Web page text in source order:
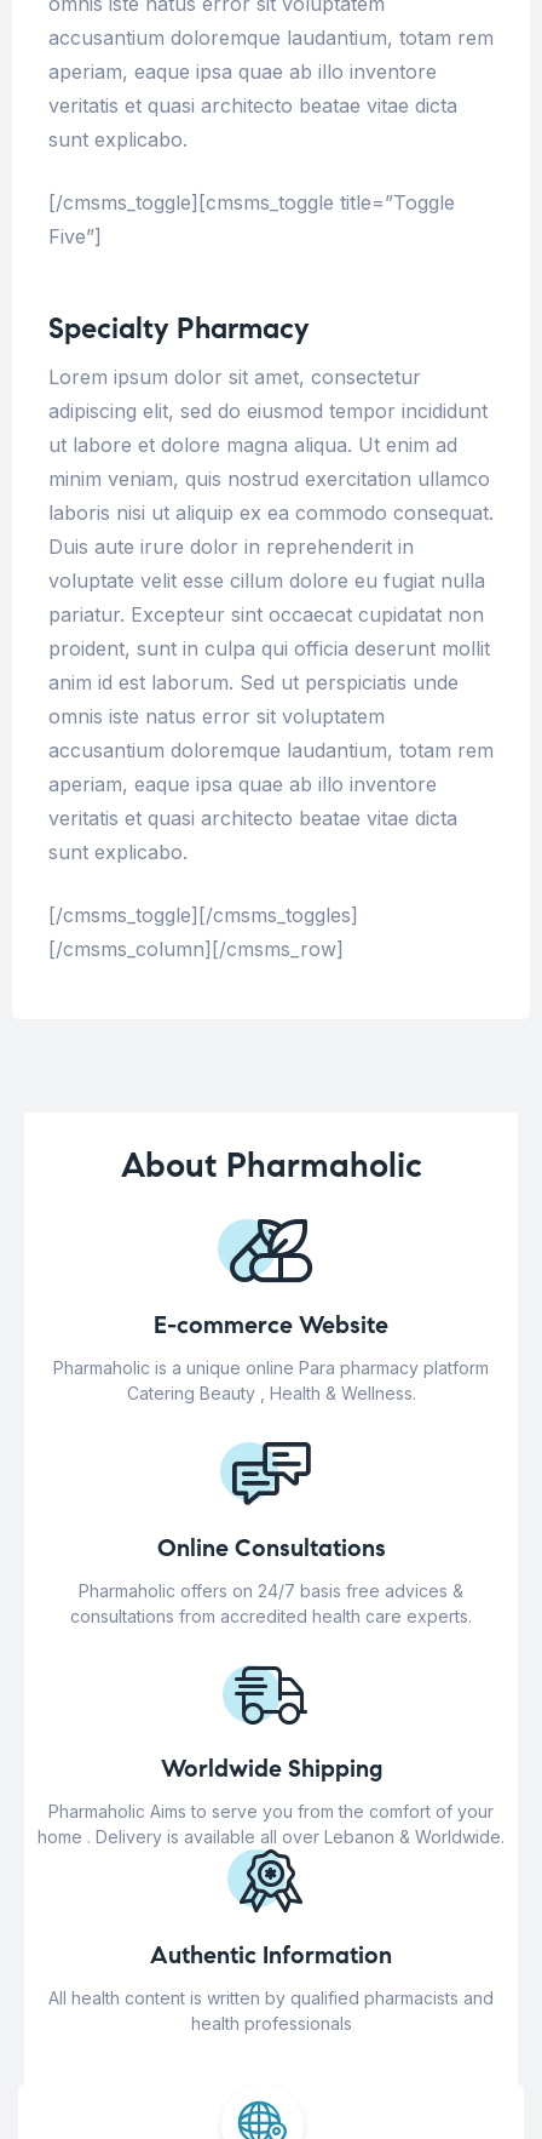
accusantium doloremque laudantium, totam rem
aperiam, eaque ipsa quae ab illo inventore
veritatis et quasi architecto beatae vitae dicta
sunt explicabo.
[/cmsms_toggle][cmsms_toggle title=”Toggle
Five”]
Specialty Pharmacy
Lorem ipsum dolor sit amet, consectetur
adipiscing elit, sed do eiusmod tempor incididunt
ut labore et dolore magna aliqua. Ut enim ad
minim veniam, quis nostrud exercitation ullamco
laboris nisi ut aliquip ex ea commodo consequat.
Duis aute irure dolor in reprehenderit in
voluptate velit esse cillum dolore eu fugiat nulla
pariatur. Excepteur sint occaecat cupidatat non
proident, sunt in culpa qui officia deserunt mollit
anim id est laborum. Sed ut perspiciatis unde
omnis iste natus error sit voluptatem
accusantium doloremque laudantium, totam rem
aperiam, eaque ipsa quae ab illo inventore
veritatis et quasi architecto beatae vitae dicta
sunt explicabo.
[/cmsms_toggle][/cmsms_toggles]
[/cmsms_column][/cmsms_row]
About Pharmaholic
E-commerce Website
Pharmaholic is a unique online Para pharmacy platform
Catering Beauty , Health & Wellness.
Online Consultations
Pharmaholic offers on 24/7 basis free advices &
consultations from accredited health care experts.
Worldwide Shipping
Pharmaholic Aims to serve you from the comfort of your
home . Delivery is available all over Lebanon & Worldwide.
Authentic Information
All health content is written by qualified pharmacists and
health professionals